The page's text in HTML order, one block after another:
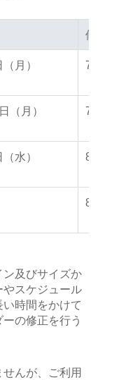
修正後
月） 7月22
（月） 7月23
水） 8月8
8月9
修正後
及びサイズか
スケジュール
時間をかけて
の修正を行う
んが、ご利用